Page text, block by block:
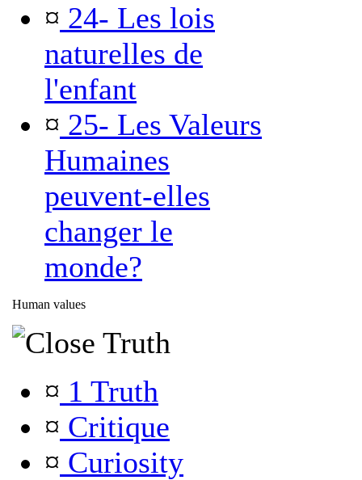
¤ 24- Les lois
naturelles de
l'enfant
¤ 25- Les Valeurs
Humaines
peuvent-elles
changer le
monde?
Human values
Truth
¤ 1 Truth
¤ Critique
¤ Curiosity